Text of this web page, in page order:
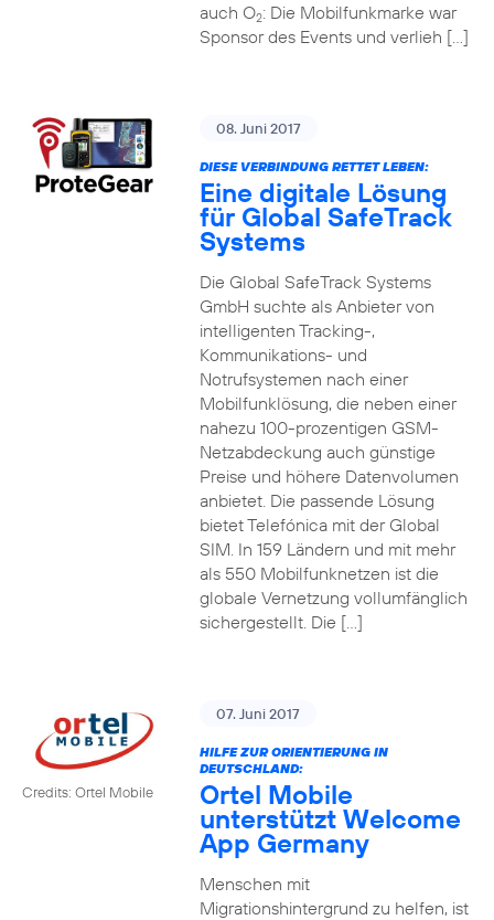
auch O2: Die Mobilfunkmarke war
Sponsor des Events und verlieh […]
08. Juni 2017
DIESE VERBINDUNG RETTET LEBEN:
Eine digitale Lösung
für Global SafeTrack
Systems
Die Global SafeTrack Systems
GmbH suchte als Anbieter von
intelligenten Tracking-,
Kommunikations- und
Notrufsystemen nach einer
Mobilfunklösung, die neben einer
nahezu 100-prozentigen GSM-
Netzabdeckung auch günstige
Preise und höhere Datenvolumen
anbietet. Die passende Lösung
bietet Telefónica mit der Global
SIM. In 159 Ländern und mit mehr
als 550 Mobilfunknetzen ist die
globale Vernetzung vollumfänglich
sichergestellt. Die […]
Credits: Ortel Mobile
07. Juni 2017
HILFE ZUR ORIENTIERUNG IN
DEUTSCHLAND:
Ortel Mobile
unterstützt Welcome
App Germany
Menschen mit
Migrationshintergrund zu helfen, ist